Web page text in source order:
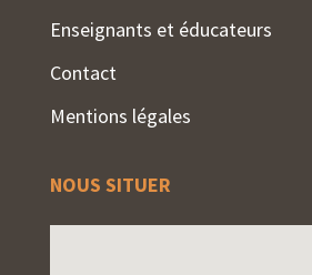
Enseignants et éducateurs
Contact
Mentions légales
NOUS SITUER